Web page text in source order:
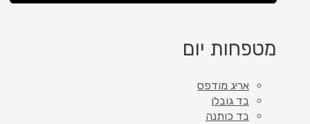
מטפחות יום
אריג מודפס
בד גובלן
בד כותנה